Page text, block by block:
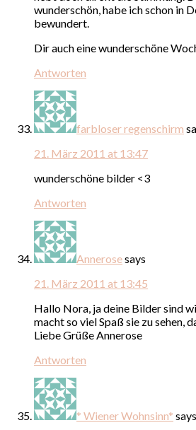
wunderschön, habe ich schon in
bewundert.
Dir auch eine wunderschöne
Antworten
farbloser regenschirm
21. März 2011 at 13:47
wunderschöne bilder <3
Antworten
Annerosesays
21. März 2011 at 13:45
Hallo Nora, ja deine Bilder sind
macht so viel Spaß sie zu sehen,
Liebe Grüße Annerose
Antworten
* Wiener Wohnsinn* says